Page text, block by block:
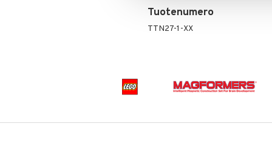
Tuotenumero
TTN27-1-XX